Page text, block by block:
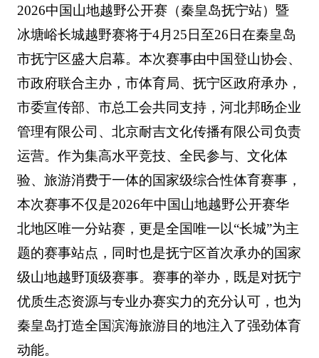
2026中国山地越野公开赛（秦皇岛抚宁站）暨
冰塘峪长城越野赛将于4月25日至26日在秦皇岛
市抚宁区盛大启幕。本次赛事由中国登山协会、
市政府联合主办，市体育局、抚宁区政府承办，
市委宣传部、市总工会共同支持，河北邦旸企业
管理有限公司、北京耐吉文化传播有限公司负责
运营。作为集高水平竞技、全民参与、文化体
验、旅游消费于一体的国家级综合性体育赛事，
本次赛事不仅是2026年中国山地越野公开赛华
北地区唯一分站赛，更是全国唯一以“长城”为主
题的赛事站点，同时也是抚宁区首次承办的国家
级山地越野顶级赛事。赛事的举办，既是对抚宁
优质生态资源与专业办赛实力的充分认可，也为
秦皇岛打造全国滨海旅游目的地注入了强劲体育
动能。